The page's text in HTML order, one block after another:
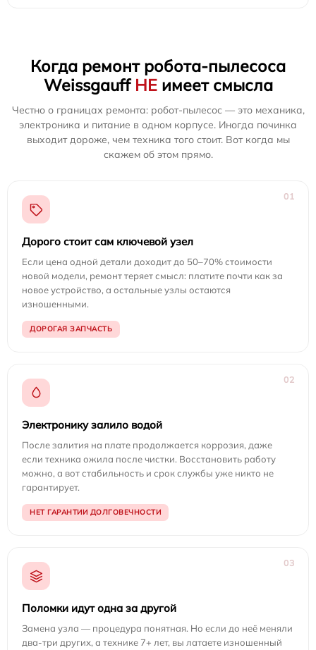
Когда ремонт робота-пылесоса
Weissgauff НЕимеет смысла
Честно о границах ремонта: робот-пылесос — это механика,
электроника и питание в одном корпусе. Иногда починка
выходит дороже, чем техника того стоит. Вот когда мы
скажем об этом прямо.
01
Дорого стоит сам ключевой узел
Если цена одной детали доходит до 50–70% стоимости
новой модели, ремонт теряет смысл: платите почти как за
новое устройство, а остальные узлы остаются
изношенными.
ДОРОГАЯ ЗАПЧАСТЬ
02
Электронику залило водой
После залития на плате продолжается коррозия, даже
если техника ожила после чистки. Восстановить работу
можно, а вот стабильность и срок службы уже никто не
гарантирует.
НЕТ ГАРАНТИИ ДОЛГОВЕЧНОСТИ
03
Поломки идут одна за другой
Замена узла — процедура понятная. Но если до неё меняли
два-три других, а технике 7+ лет, вы латаете изношенный